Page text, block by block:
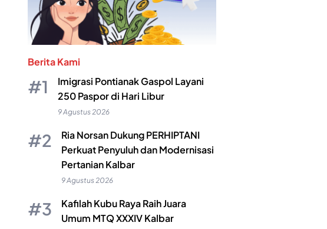
Berita Kami
Imigrasi Pontianak Gaspol Layani
250 Paspor di Hari Libur
9 Agustus 2026
Ria Norsan Dukung PERHIPTANI
Perkuat Penyuluh dan Modernisasi
Pertanian Kalbar
9 Agustus 2026
Kafilah Kubu Raya Raih Juara
Umum MTQ XXXIV Kalbar